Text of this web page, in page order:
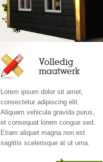
Volledig
maatwerk
Lorem ipsum dolor sit amet,
consectetur adipiscing elit.
Aliquam vehicula gravida purus,
et consequat lorem congue sed.
Etiam aliquet magna non est
sagittis scelerisque at ut urna.